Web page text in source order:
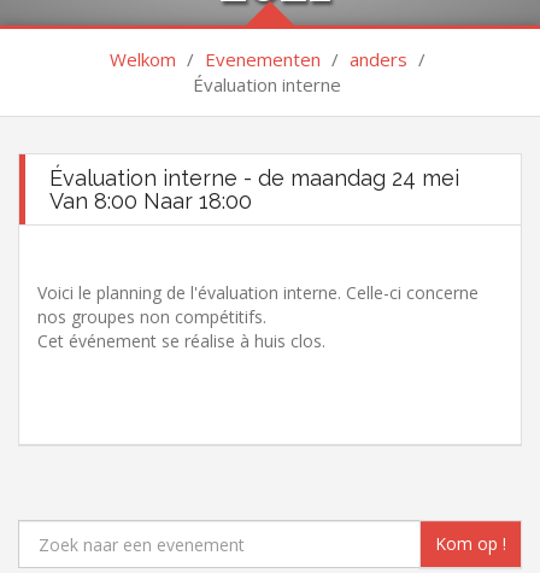
Welkom / Evenementen / anders /
Évaluation interne
Évaluation interne - de maandag 24 mei
Van 8:00 Naar 18:00
Voici le planning de l'évaluation interne. Celle-ci concerne
nos groupes non compétitifs.
Cet événement se réalise à huis clos.
Kom op !